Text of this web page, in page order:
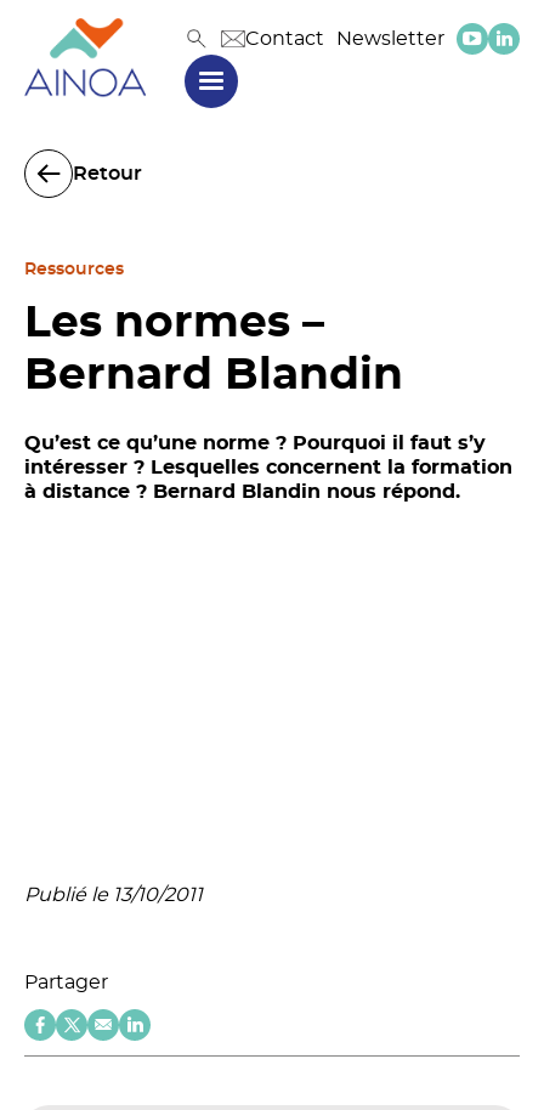
Contact Newsletter
Retour
Ressources
Les normes –
Bernard Blandin
Qu’est ce qu’une norme ? Pourquoi il faut s’y
intéresser ? Lesquelles concernent la formation
à distance ? Bernard Blandin nous répond.
Publié le 13/10/2011
Partager